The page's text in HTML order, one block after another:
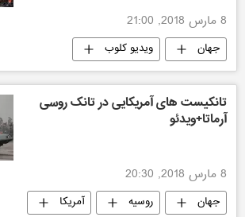
8 مارس 2018, 21:00
جهان ویدیو کلوب
تانکیست های آمریکایی در تانک روسی
آرماتا+ویدئو
8 مارس 2018, 20:30
جهان روسیه آمریکا